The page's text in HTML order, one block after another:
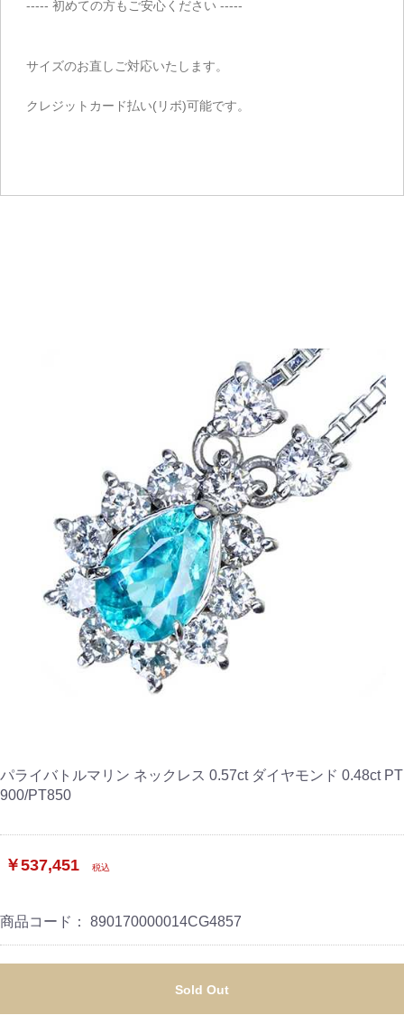
----- 初めての方もご安心ください -----
サイズのお直しご対応いたします。
クレジットカード払い(リボ)可能です。
パライバトルマリン ネックレス 0.57ct ダイヤモンド 0.48ct PT
900/PT850
￥537,451 税込
商品コード： 890170000014CG4857
Sold Out